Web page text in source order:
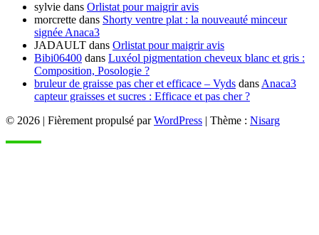
sylvie dans Orlistat pour maigrir avis
morcrette dans Shorty ventre plat : la nouveauté minceur
signée Anaca3
JADAULT dans Orlistat pour maigrir avis
Bibi06400 dans Luxéol pigmentation cheveux blanc et gris :
Composition, Posologie ?
bruleur de graisse pas cher et efficace – Vyds dans Anaca3
capteur graisses et sucres : Efficace et pas cher ?
© 2026 | Fièrement propulsé parWordPress | Thème : Nisarg